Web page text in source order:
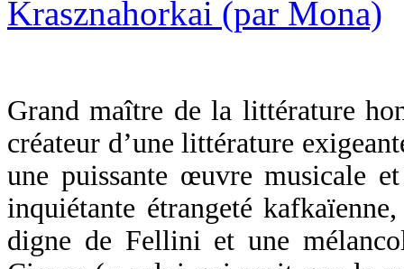
Grand maître de la littérature
créateur d’une littérature
une puissante œuvre musicale
inquiétante étrangeté
digne de Fellini et une